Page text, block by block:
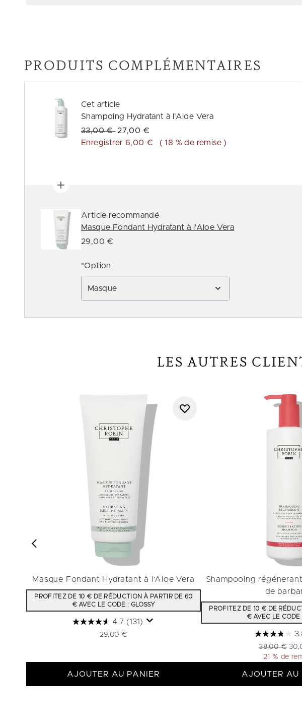
PRODUITS COMPLÉMENTAIRES
Cet article
Shampoing Hydratant à l'Aloe Vera
Prix de vente :
33,00 € Prix ​​actuel :
27,00 €
Enregistrer 6,00 €
( 18 % de remise )
Article recommandé
Masque Fondant Hydratant à l'Aloe Vera
29,00 €
*Option
Masque
LES AUTRES
Masque Fondant Hydratant à l'Aloe Vera
PROFITEZ DE 10 € DE RÉDUCTION À PARTIR DE 60
€ AVEC LE CODE : GLOSSY
4.7 (131)
29,00 €
AJOUTER AU PANIER
Shampooing
de
PROFITEZ DE 10 € DE
€ AVEC LE CODE
Prix de
38,00 € Prix
21 % de
AJOUTER AU